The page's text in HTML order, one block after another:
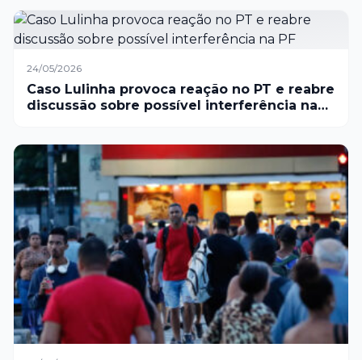
24/05/2026
Caso Lulinha provoca reação no PT e reabre
discussão sobre possível interferência na